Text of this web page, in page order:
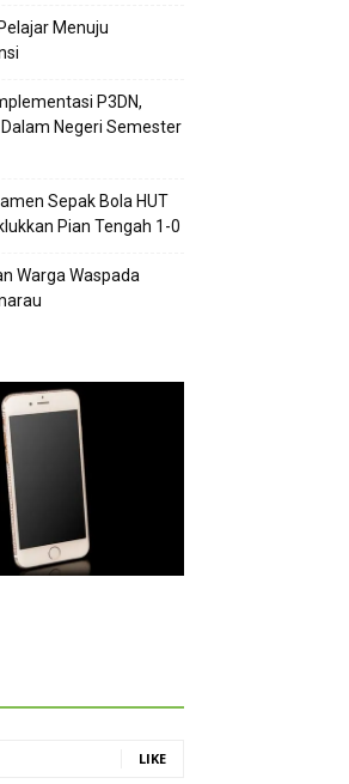
Menuju
P3DN,
Negeri Semester
Sepak Bola HUT
Pian Tengah 1-0
Warga Waspada
LIKE